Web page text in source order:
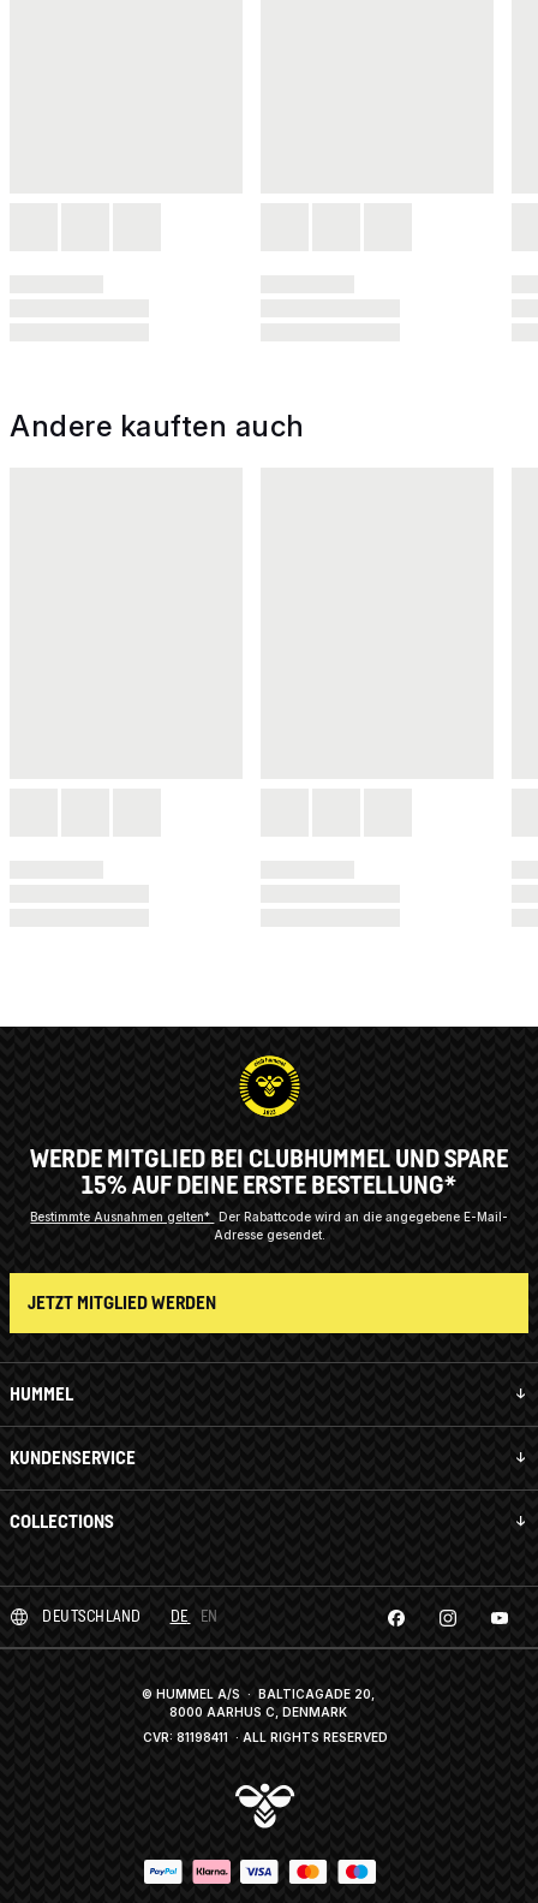
Andere kauften auch
HUMMEL
KUNDENSERVICE
COLLECTIONS
WERDE MITGLIED BEI CLUBHUMMEL UND SPARE
15% AUF DEINE ERSTE BESTELLUNG*
Bestimmte Ausnahmen gelten* Der Rabattcode wird an die angegebene E-Mail-
Adresse gesendet.
JETZT MITGLIED WERDEN
DEUTSCHLAND DE EN
© HUMMEL A/S · BALTICAGADE 20,
8000 AARHUS C, DENMARK
CVR: 81198411 · ALL RIGHTS RESERVED